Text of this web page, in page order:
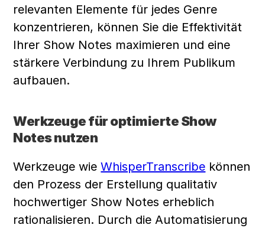
relevanten Elemente für jedes Genre
konzentrieren, können Sie die Effektivität
Ihrer Show Notes maximieren und eine
stärkere Verbindung zu Ihrem Publikum
aufbauen.
Werkzeuge für optimierte Show
Notes nutzen
Werkzeuge wie WhisperTranscribe können
den Prozess der Erstellung qualitativ
hochwertiger Show Notes erheblich
rationalisieren. Durch die Automatisierung